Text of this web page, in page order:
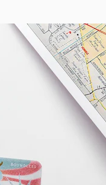
platform om je beste
dan 1 miljoen abonnees
ondernemingen,